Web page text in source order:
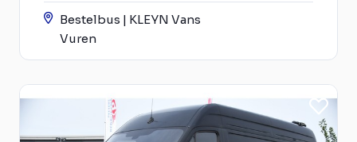
Bestelbus | KLEYN Vans
Vuren